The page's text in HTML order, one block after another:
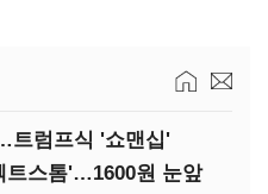
트럼프식 '쇼맨십'
트스톰'…1600원 눈앞